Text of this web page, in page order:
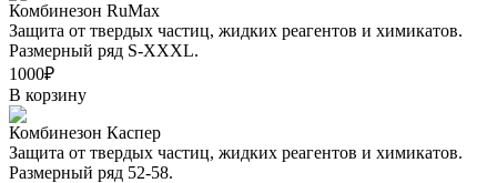
Комбинезон RuMax
Защита от твердых частиц, жидких реагентов и химикатов.
Размерный ряд S-XXXL.
1000₽
В корзину
Комбинезон Каспер
Защита от твердых частиц, жидких реагентов и химикатов.
Размерный ряд 52-58.